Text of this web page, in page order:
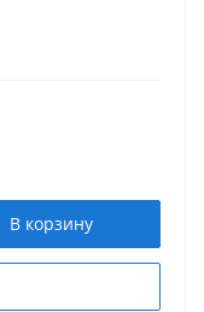
В корзину